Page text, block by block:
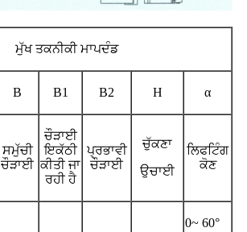
ਮੁੱਖ ਤਕਨੀਕੀ ਮਾਪਦੰਡ
B B1 B2 H α
ਸਮੁੱਚੀ
ਚੌੜਾਈ
ਚੌੜਾਈ
ਇਕੱਠੀ
ਕੀਤੀ ਜਾ
ਰਹੀ ਹੈ
ਪ੍ਰਭਾਵੀ
ਚੌੜਾਈ
ਚੁੱਕਣਾ
ਉਚਾਈ
ਲਿਫਟਿੰਗ
ਕੋਣ
0~ 60°